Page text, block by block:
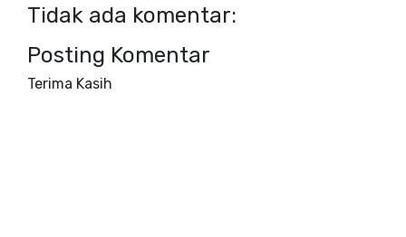
Tidak ada komentar:
Posting Komentar
Terima Kasih